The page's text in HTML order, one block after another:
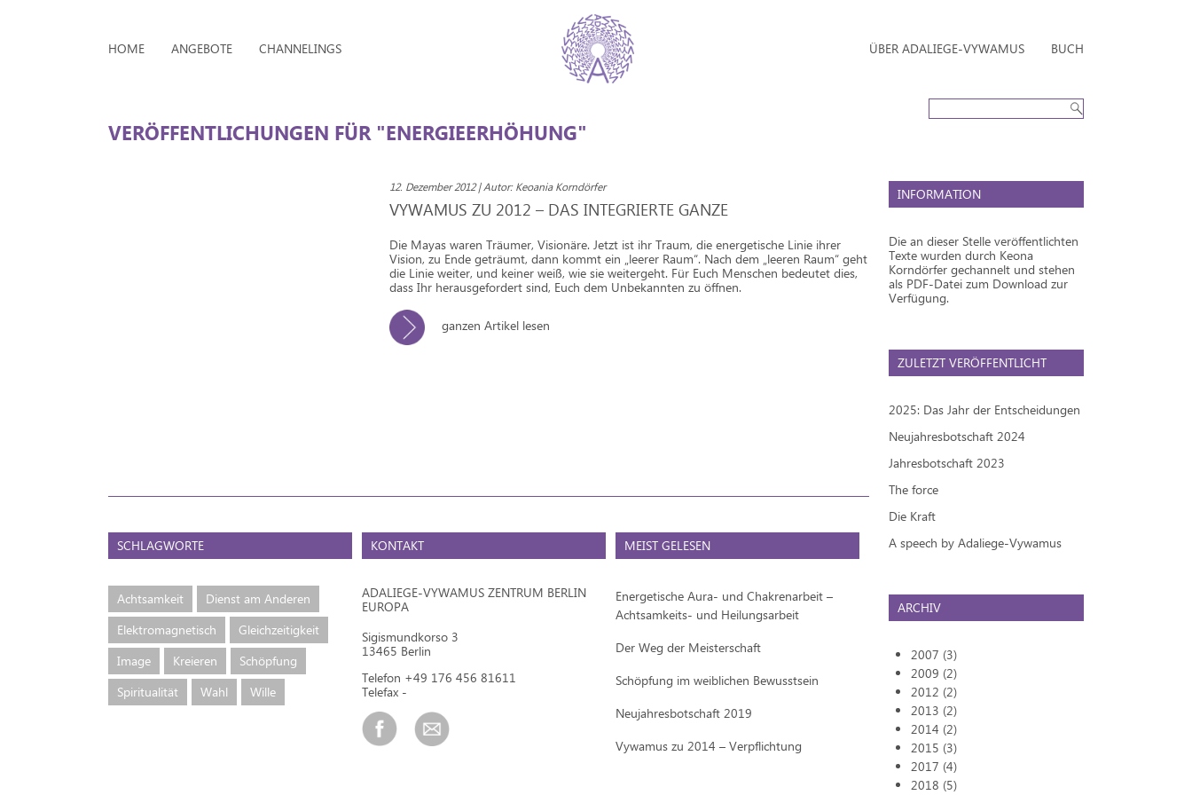
HOME ANGEBOTE CHANNELINGS ÜBER ADALIEGE-VYWAMUS BUCH
VERÖFFENTLICHUNGEN FÜR "ENERGIEERHÖHUNG"
12. Dezember 2012 | Autor: Keoania Korndörfer
VYWAMUS ZU 2012 – DAS INTEGRIERTE GANZE
Die Mayas waren Träumer, Visionäre. Jetzt ist ihr Traum, die energetische Linie ihrer
Vision, zu Ende geträumt, dann kommt ein „leerer Raum“. Nach dem „leeren Raum“ geht
die Linie weiter, und keiner weiß, wie sie weitergeht. Für Euch Menschen bedeutet dies,
dass Ihr herausgefordert sind, Euch dem Unbekannten zu öffnen.
ganzen Artikel lesen
SCHLAGWORTE
Achtsamkeit
Dienst am Anderen
Elektromagnetisch
Gleichzeitigkeit
Image
Kreieren
Schöpfung
Spiritualität
Wahl Wille
KONTAKT
ADALIEGE-VYWAMUS ZENTRUM BERLIN
EUROPA
Sigismundkorso 3
13465 Berlin
Telefon +49 176 456 81611
Telefax -
MEIST GELESEN
Energetische Aura- und Chakrenarbeit –
Achtsamkeits- und Heilungsarbeit
Der Weg der Meisterschaft
Schöpfung im weiblichen Bewusstsein
Neujahresbotschaft 2019
Vywamus zu 2014 – Verpflichtung
INFORMATION
Die an dieser Stelle veröffentlichten
Texte wurden durch Keona
Korndörfer gechannelt und stehen
als PDF-Datei zum Download zur
Verfügung.
ZULETZT VERÖFFENTLICHT
2025: Das Jahr der Entscheidungen
Neujahresbotschaft 2024
Jahresbotschaft 2023
The force
Die Kraft
A speech by Adaliege-Vywamus
ARCHIV
2007 (3)
2009 (2)
2012 (2)
2013 (2)
2014 (2)
2015 (3)
2017 (4)
2018 (5)